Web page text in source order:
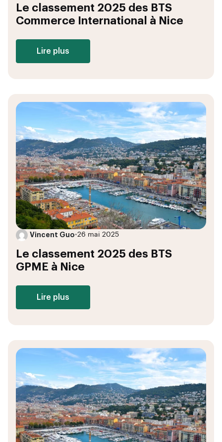
Le classement 2025 des BTS
Commerce International à Nice
Lire plus
Vincent Guo•26 mai 2025
Le classement 2025 des BTS
GPME à Nice
Lire plus